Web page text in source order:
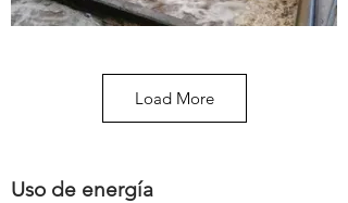
Load More
Uso de energía